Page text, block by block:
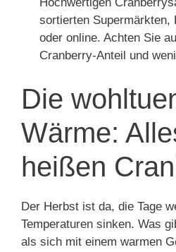
sortierten Supermärkten,
oder online. Achten Sie
Cranberry-Anteil und
Die
Wärme:
heißen
Der Herbst ist da, die Tage
Temperaturen sinken. Was
als sich mit einem warmen